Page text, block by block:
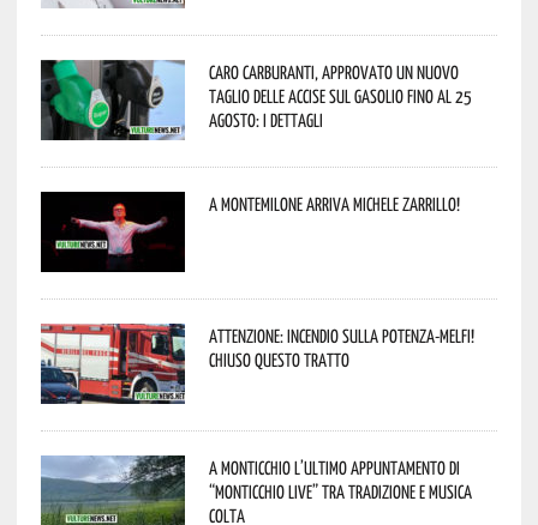
Caro carburanti, approvato un nuovo
taglio delle accise sul gasolio fino al 25
agosto: i dettagli
A Montemilone arriva Michele Zarrillo!
Attenzione: incendio sulla Potenza-Melfi!
Chiuso questo tratto
A Monticchio l’ultimo appuntamento di
“Monticchio Live” tra tradizione e musica
colta